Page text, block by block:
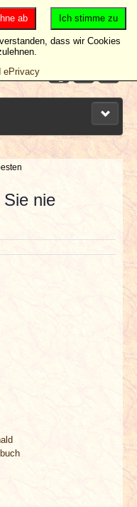
Sie nie
Ich stimme zu
ab
dass wir Cookies
ePrivacy